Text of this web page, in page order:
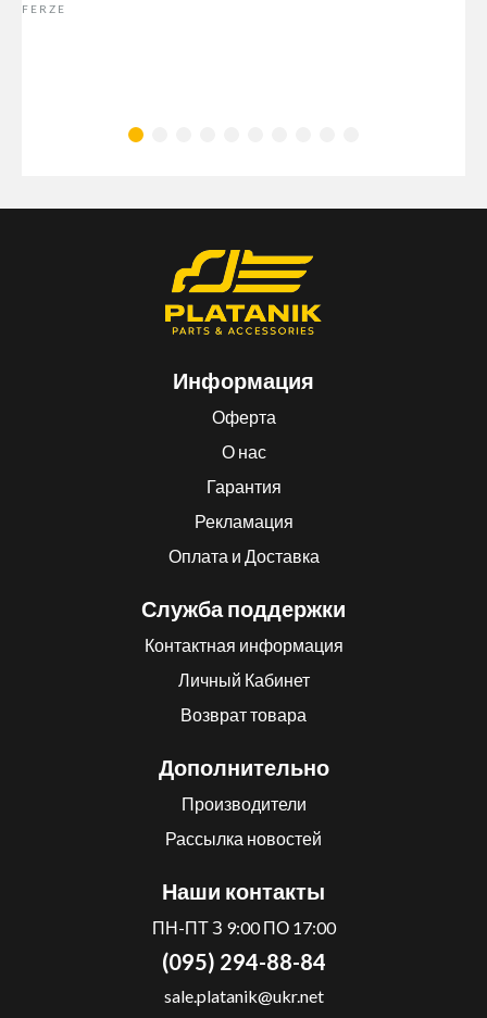
FERZE
Информация
Оферта
О нас
Гарантия
Рекламация
Оплата и Доставка
Служба поддержки
Контактная информация
Личный Кабинет
Возврат товара
Дополнительно
Производители
Рассылка новостей
Наши контакты
ПН-ПТ З 9:00 ПО 17:00
(095) 294-88-84
sale.platanik@ukr.net